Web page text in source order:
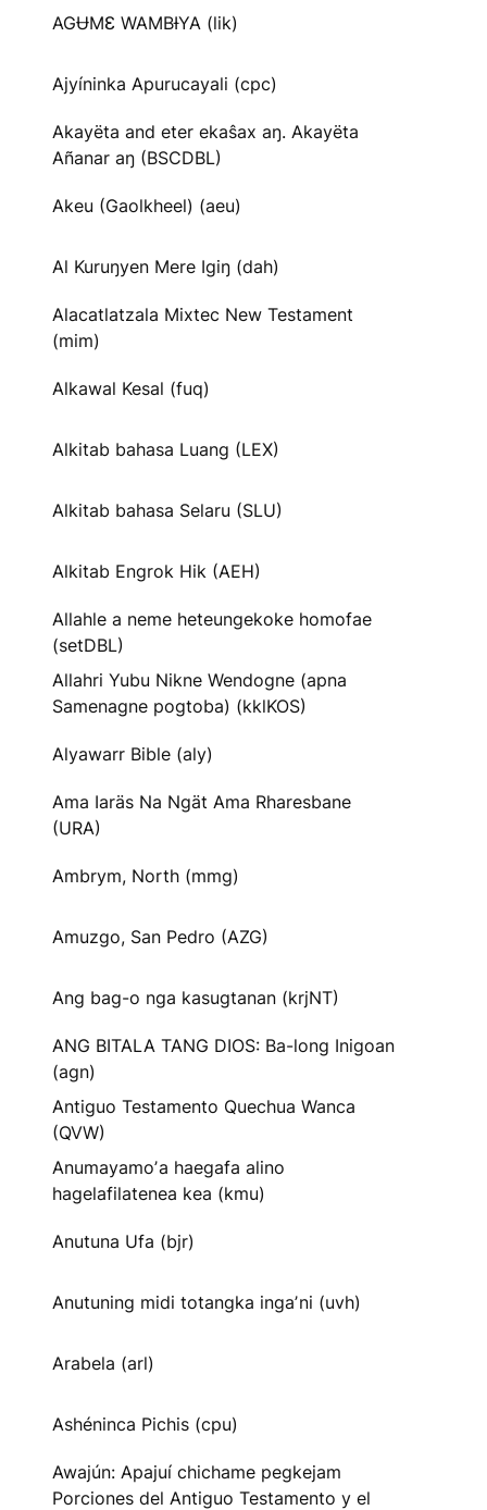
AGɄMƐ WAMBƗYA (lik)
Ajyíninka Apurucayali (cpc)
Akayëta and eter ekaŝax aŋ. Akayëta
Añanar aŋ (BSCDBL)
Akeu (Gaolkheel) (aeu)
Al Kuruŋyen Mere Igiŋ (dah)
Alacatlatzala Mixtec New Testament
(mim)
Alkawal Kesal (fuq)
Alkitab bahasa Luang (LEX)
Alkitab bahasa Selaru (SLU)
Alkitab Engrok Hik (AEH)
Allahle a neme heteungekoke homofae
(setDBL)
Allahri Yubu Nikne Wendogne (apna
Samenagne pogtoba) (kklKOS)
Alyawarr Bible (aly)
Ama Iaräs Na Ngät Ama Rharesbane
(URA)
Ambrym, North (mmg)
Amuzgo, San Pedro (AZG)
Ang bag-o nga kasugtanan (krjNT)
ANG BITALA TANG DIOS: Ba-long Inigoan
(agn)
Antiguo Testamento Quechua Wanca
(QVW)
Anumayamoʼa haegafa alino
hagelafilatenea kea (kmu)
Anutuna Ufa (bjr)
Anutuning midi totangka ingaʼni (uvh)
Arabela (arl)
Ashéninca Pichis (cpu)
Awajún: Apajuí chichame pegkejam
Porciones del Antiguo Testamento y el